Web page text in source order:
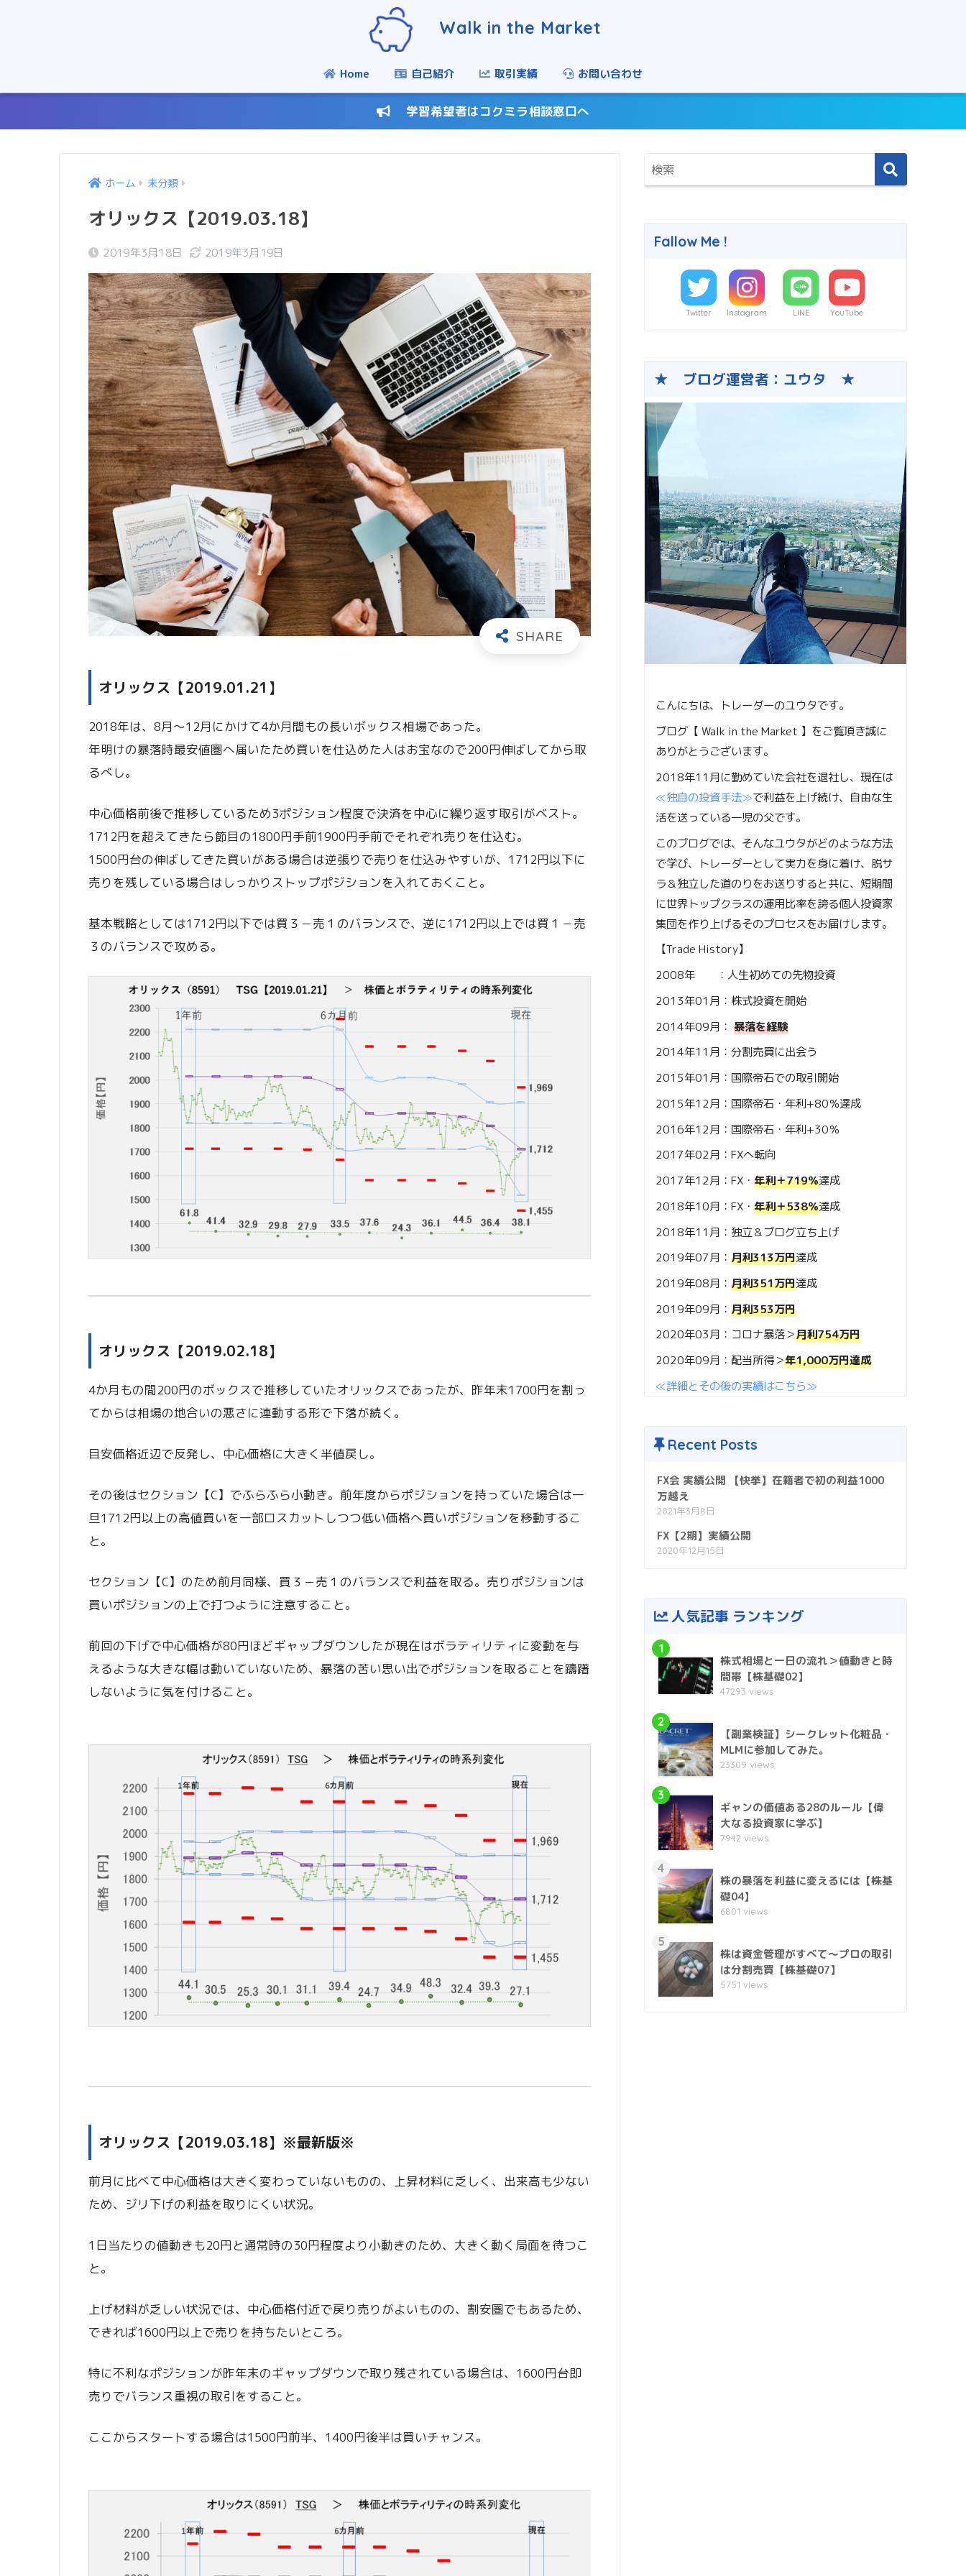
Walk in the Market
Home 自己紹介 取引実績 お問い合わせ
学習希望者はコクミラ相談窓口へ
ホーム 未分類
オリックス【2019.03.18】
2019年3月18日 2019年3月19日
オリックス【2019.01.21】
2018年は、8月～12月にかけて4か月間もの長いボックス相場であった。
年明けの暴落時最安値圏へ届いたため買いを仕込めた人はお宝なので200円伸ばしてから取
るべし。
中心価格前後で推移しているため3ポジション程度で決済を中心に繰り返す取引がベスト。
1712円を超えてきたら節目の1800円手前1900円手前でそれぞれ売りを仕込む。
1500円台の伸ばしてきた買いがある場合は逆張りで売りを仕込みやすいが、1712円以下に
売りを残している場合はしっかりストップポジションを入れておくこと。
基本戦略としては1712円以下では買３－売１のバランスで、逆に1712円以上では買１－売
３のバランスで攻める。
オリックス【2019.02.18】
4か月もの間200円のボックスで推移していたオリックスであったが、昨年末1700円を割っ
てからは相場の地合いの悪さに連動する形で下落が続く。
目安価格近辺で反発し、中心価格に大きく半値戻し。
その後はセクション【C】でふらふら小動き。前年度からポジションを持っていた場合は一
旦1712円以上の高値買いを一部ロスカットしつつ低い価格へ買いポジションを移動するこ
と。
セクション【C】のため前月同様、買３－売１のバランスで利益を取る。売りポジションは
買いポジションの上で打つように注意すること。
前回の下げで中心価格が80円ほどギャップダウンしたが現在はボラティリティに変動を与
えるような大きな幅は動いていないため、暴落の苦い思い出でポジションを取ることを躊躇
しないように気を付けること。
オリックス【2019.03.18】※最新版※
前月に比べて中心価格は大きく変わっていないものの、上昇材料に乏しく、出来高も少ない
ため、ジリ下げの利益を取りにくい状況。
1日当たりの値動きも20円と通常時の30円程度より小動きのため、大きく動く局面を待つこ
と。
上げ材料が乏しい状況では、中心価格付近で戻り売りがよいものの、割安圏でもあるため、
できれば1600円以上で売りを持ちたいところ。
特に不利なポジションが昨年末のギャップダウンで取り残されている場合は、1600円台即
売りでバランス重視の取引をすること。
ここからスタートする場合は1500円前半、1400円後半は買いチャンス。
Fallow Me !
Twitter Instagram LINE YouTube
★ ブログ運営者：ユウタ ★
こんにちは、トレーダーのユウタです。
ブログ【 Walk in the Market 】をご覧頂き誠に
ありがとうございます。
2018年11月に勤めていた会社を退社し、現在は
≪独自の投資手法≫で利益を上げ続け、自由な生
活を送っている一児の父です。
このブログでは、そんなユウタがどのような方法
で学び、トレーダーとして実力を身に着け、脱サ
ラ＆独立した道のりをお送りすると共に、短期間
に世界トップクラスの運用比率を誇る個人投資家
集団を作り上げるそのプロセスをお届けします。
【Trade History】
2008年 ：人生初めての先物投資
2013年01月：株式投資を開始
2014年09月：暴落を経験
2014年11月：分割売買に出会う
2015年01月：国際帝石での取引開始
2015年12月：国際帝石・年利+80％達成
2016年12月：国際帝石・年利+30％
2017年02月：FXへ転向
2017年12月：FX・年利＋719％達成
2018年10月：FX・年利＋538％達成
2018年11月：独立＆ブログ立ち上げ
2019年07月：月利313万円達成
2019年08月：月利351万円達成
2019年09月：月利353万円
2020年03月：コロナ暴落＞月利754万円
2020年09月：配当所得＞年1,000万円達成
≪詳細とその後の実績はこちら≫
Recent Posts
FX会 実績公開 【快挙】在籍者で初の利益1000
万越え
2021年3月8日
FX【2期】実績公開
2020年12月15日
人気記事 ランキング
1
株式相場と一日の流れ＞値動きと時
間帯【株基礎02】
47293 views
2
【副業検証】シークレット化粧品・
MLMに参加してみた。
23309 views
3
ギャンの価値ある28のルール【偉
大なる投資家に学ぶ】
7942 views
4
株の暴落を利益に変えるには【株基
礎04】
6801 views
5
株は資金管理がすべて～プロの取引
は分割売買【株基礎07】
5751 views